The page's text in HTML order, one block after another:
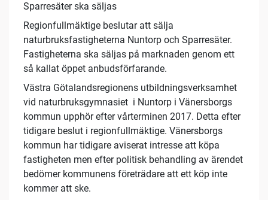
Sparresäter ska säljas
Regionfullmäktige beslutar att sälja
naturbruksfastigheterna Nuntorp och Sparresäter.
Fastigheterna ska säljas på marknaden genom ett
så kallat öppet anbudsförfarande.
Västra Götalandsregionens utbildningsverksamhet
vid naturbruksgymnasiet i Nuntorp i Vänersborgs
kommun upphör efter vårterminen 2017. Detta efter
tidigare beslut i regionfullmäktige. Vänersborgs
kommun har tidigare aviserat intresse att köpa
fastigheten men efter politisk behandling av ärendet
bedömer kommunens företrädare att ett köp inte
kommer att ske.